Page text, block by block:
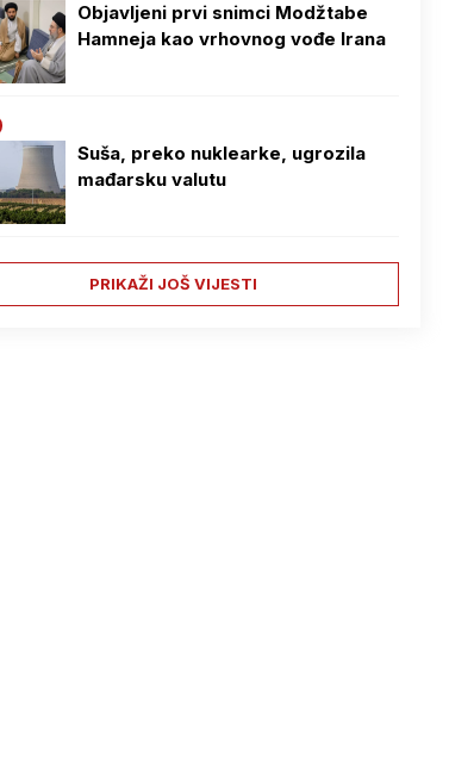
Objavljeni prvi snimci Modžtabe
Hamneja kao vrhovnog vođe Irana
Suša, preko nuklearke, ugrozila
mađarsku valutu
PRIKAŽI JOŠ VIJESTI